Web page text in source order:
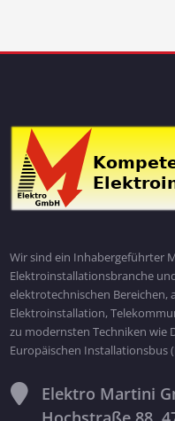
Wir sind ein Inhabergeführter
Elektroinstallationsbranche
elektrotechnischen Bereichen,
Elektroinstallation,
zu modernsten Techniken wie
Europäischen Installationsbus
Elektro Martini